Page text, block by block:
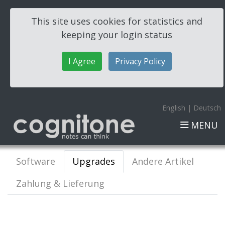
This site uses cookies for statistics and
keeping your login status
I Agree Privacy Policy
English | Deutsch
MENU
Software Upgrades
Andere Artikel
Zahlung & Lieferung